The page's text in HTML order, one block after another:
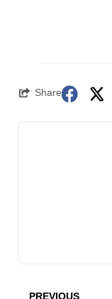
Share
PREVIOUS